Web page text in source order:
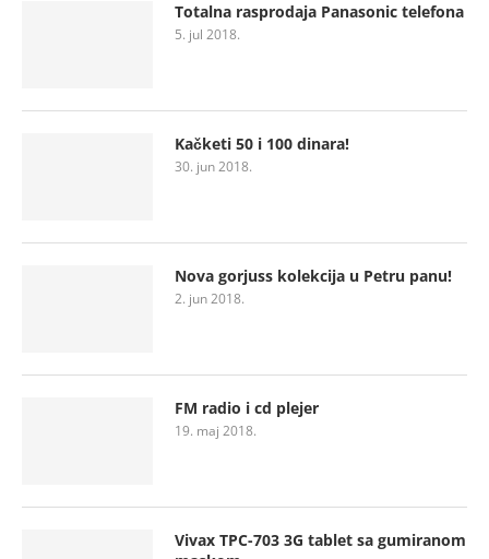
Totalna rasprodaja Panasonic telefona
5. jul 2018.
Kačketi 50 i 100 dinara!
30. jun 2018.
Nova gorjuss kolekcija u Petru panu!
2. jun 2018.
FM radio i cd plejer
19. maj 2018.
Vivax TPC-703 3G tablet sa gumiranom